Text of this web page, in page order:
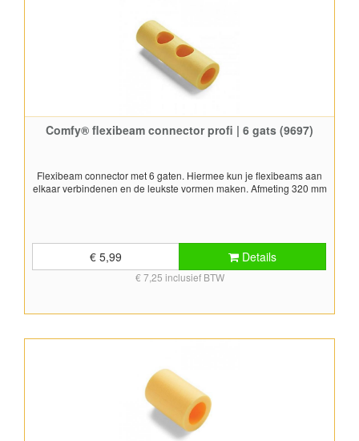
Comfy® flexibeam connector profi | 6 gats (9697)
Flexibeam connector met 6 gaten. Hiermee kun je flexibeams aan
elkaar verbindenen en de leukste vormen maken. Afmeting 320 mm
€ 5,99 Details
€ 7,25 inclusief BTW